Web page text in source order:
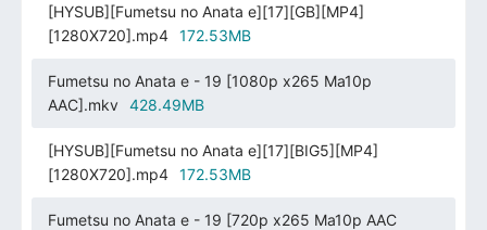
[HYSUB][Fumetsu no Anata e][17][GB][MP4]
[1280X720].mp4
172.53MB
Fumetsu no Anata e - 19 [1080p x265 Ma10p
AAC].mkv
428.49MB
[HYSUB][Fumetsu no Anata e][17][BIG5][MP4]
[1280X720].mp4
172.53MB
Fumetsu no Anata e - 19 [720p x265 Ma10p AAC